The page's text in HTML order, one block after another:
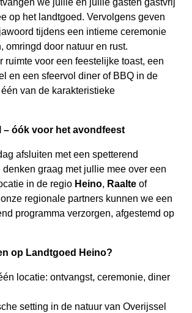
we jullie en jullie gasten gastvrij
op het landtgoed. Vervolgens geven
tijdens een intieme ceremonie
omringd door natuur en rust.
ruimte voor een feestelijke toast, een
en een sfeervol diner of BBQ in de
van de karakteristieke
óók voor het avondfeest
afsluiten met een spetterend
graag met jullie mee over een
in de regio Heino, Raalte of
regionale partners kunnen we een
programma verzorgen, afgestemd op
op Landtgoed Heino?
locatie: ontvangst, ceremonie, diner
setting in de natuur van Overijssel